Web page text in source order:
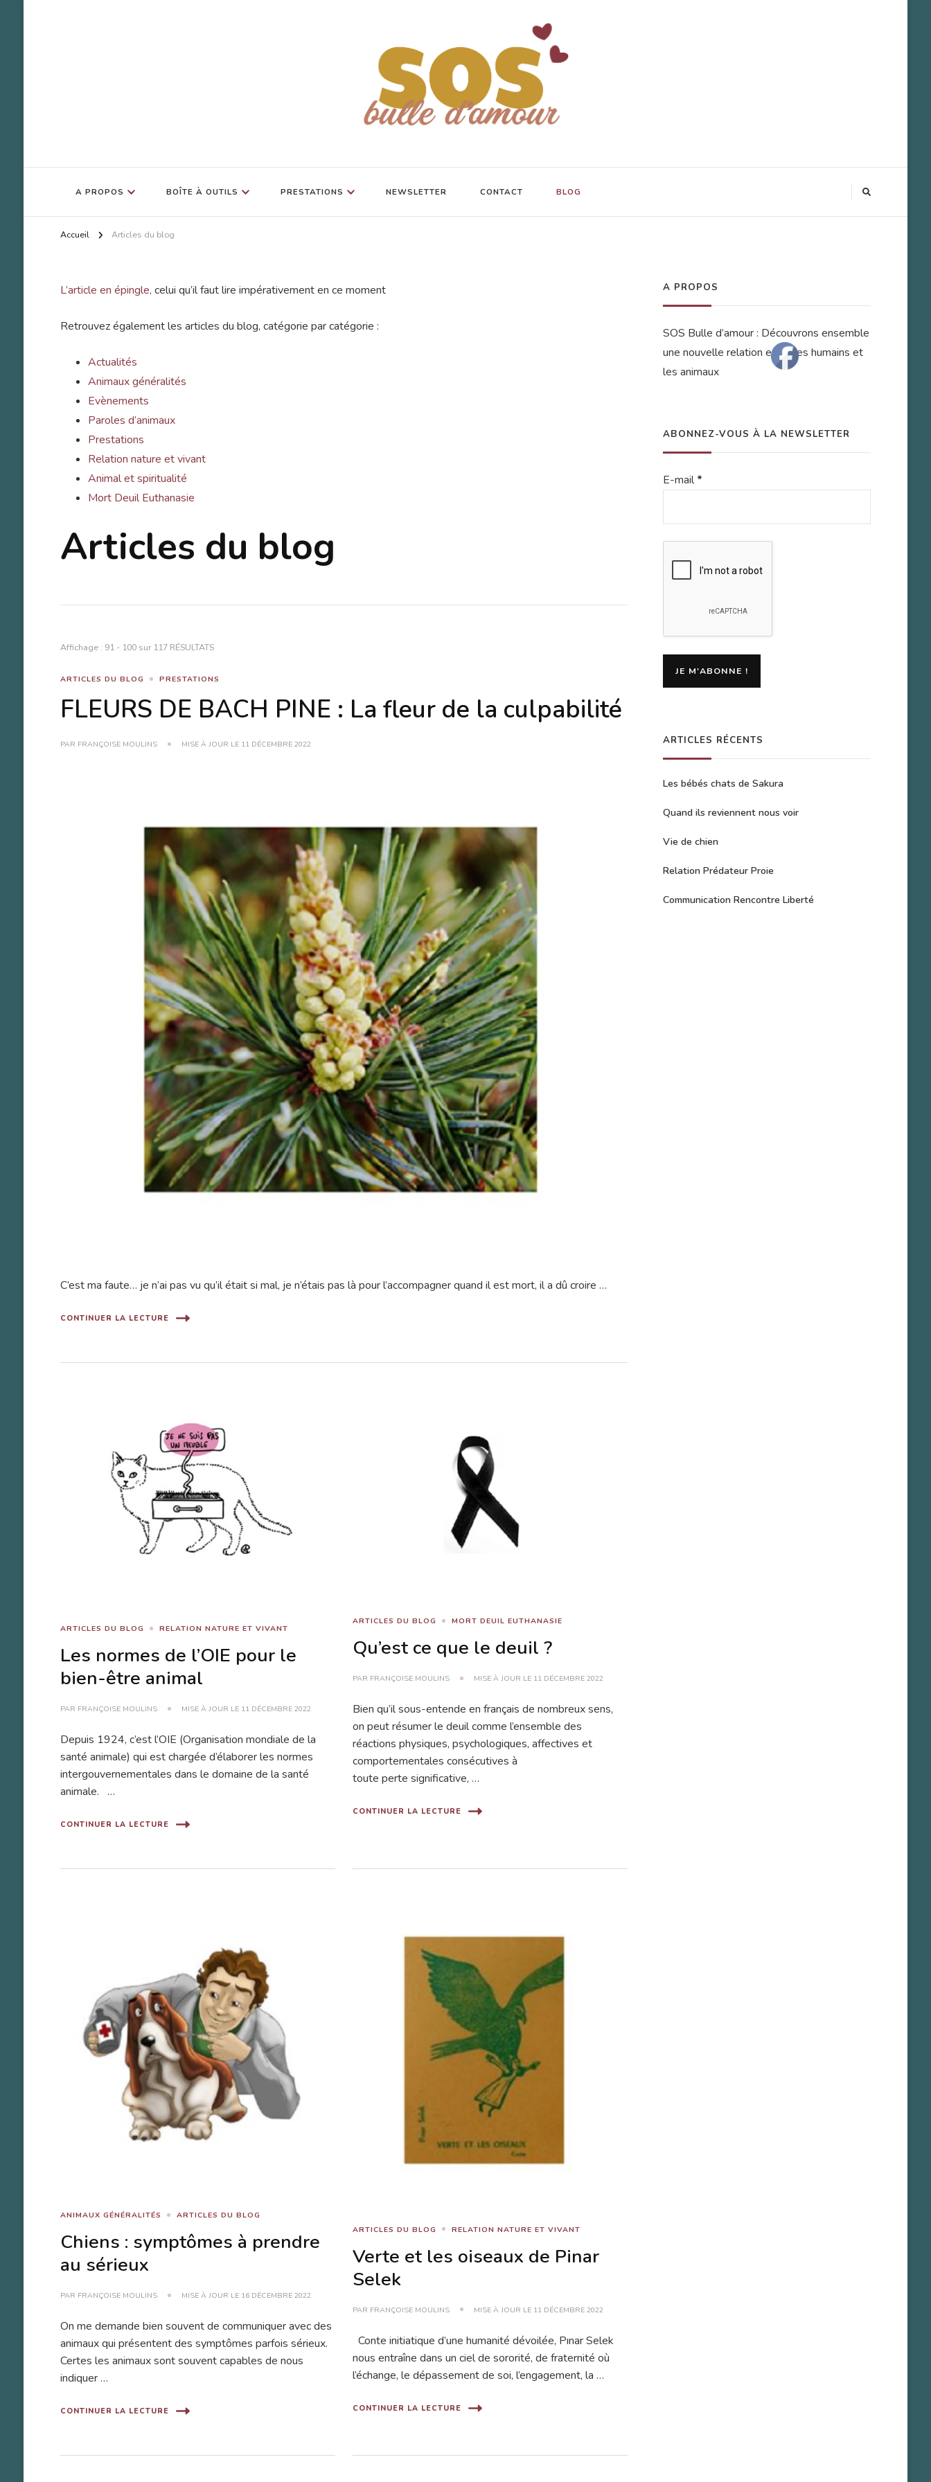
SOS Bulle d'Amour
A PROPOS BOÎTE À OUTILS PRESTATIONS NEWSLETTER CONTACT BLOG
Accueil Articles du blog
L’article en épingle, celui qu’il faut lire impérativement en ce moment
Retrouvez également les articles du blog, catégorie par catégorie :
Actualités
Animaux généralités
Evènements
Paroles d’animaux
Prestations
Relation nature et vivant
Animal et spiritualité
Mort Deuil Euthanasie
Articles du blog
Affichage : 91 - 100 sur 117 RÉSULTATS
ARTICLES DU BLOG PRESTATIONS
FLEURS DE BACH PINE : La fleur de la culpabilité
PAR FRANÇOISE MOULINS MISE À JOUR LE 11 DÉCEMBRE 2022
C’est ma faute… je n’ai pas vu qu’il était si mal, je n’étais pas là pour l’accompagner quand il est mort, il a dû croire …
CONTINUER LA LECTURE
ARTICLES DU BLOG RELATION NATURE ET VIVANT
Les normes de l’OIE pour le
bien-être animal
PAR FRANÇOISE MOULINS MISE À JOUR LE 11 DÉCEMBRE 2022
Depuis 1924, c’est l’OIE (Organisation mondiale de la
santé animale) qui est chargée d’élaborer les normes
intergouvernementales dans le domaine de la santé
animale. …
CONTINUER LA LECTURE
ARTICLES DU BLOG MORT DEUIL EUTHANASIE
Qu’est ce que le deuil ?
PAR FRANÇOISE MOULINS MISE À JOUR LE 11 DÉCEMBRE 2022
Bien qu’il sous-entende en français de nombreux sens,
on peut résumer le deuil comme l’ensemble des
réactions physiques, psychologiques, affectives et
comportementales consécutives à
toute perte significative, …
CONTINUER LA LECTURE
ANIMAUX GÉNÉRALITÉS ARTICLES DU BLOG
Chiens : symptômes à prendre
au sérieux
PAR FRANÇOISE MOULINS MISE À JOUR LE 16 DÉCEMBRE 2022
On me demande bien souvent de communiquer avec des
animaux qui présentent des symptômes parfois sérieux.
Certes les animaux sont souvent capables de nous
indiquer …
CONTINUER LA LECTURE
ARTICLES DU BLOG RELATION NATURE ET VIVANT
Verte et les oiseaux de Pinar
Selek
PAR FRANÇOISE MOULINS MISE À JOUR LE 11 DÉCEMBRE 2022
Conte initiatique d’une humanité dévoilée, Pınar Selek
nous entraîne dans un ciel de sororité, de fraternité où
l’échange, le dépassement de soi, l’engagement, la …
CONTINUER LA LECTURE
A PROPOS
SOS Bulle d’amour : Découvrons ensemble
une nouvelle relation entre les humains et
les animaux
ABONNEZ-VOUS À LA NEWSLETTER
E-mail*
ARTICLES RÉCENTS
Les bébés chats de Sakura
Quand ils reviennent nous voir
Vie de chien
Relation Prédateur Proie
Communication Rencontre Liberté